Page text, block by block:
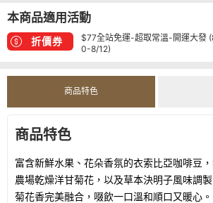
本商品適用活動
折價券
$77全站免運-超取常溫-開運大發
0-8/12)
商品特色
商品特色
富含新鮮水果、花朵香氛的衣索比亞咖啡豆
農場乾燥洋甘菊花，以及草本決明子風味調
菊花香完美融合，啜飲一口溫和順口又暖心